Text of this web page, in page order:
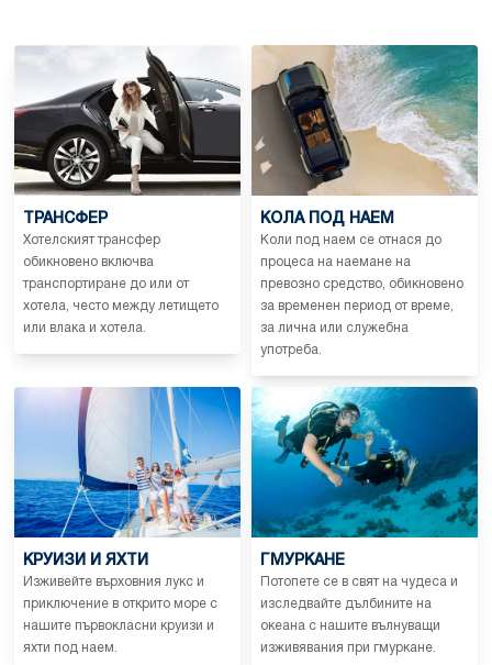
ТРАНСФЕР
Хотелският трансфер
обикновено включва
транспортиране до или от
хотела, често между летището
или влака и хотела.
КОЛА ПОД НАЕМ
Коли под наем се отнася до
процеса на наемане на
превозно средство, обикновено
за временен период от време,
за лична или служебна
употреба.
КРУИЗИ И ЯХТИ
Изживейте върховния лукс и
приключение в открито море с
нашите първокласни круизи и
яхти под наем.
ГМУРКАНЕ
Потопете се в свят на чудеса и
изследвайте дълбините на
океана с нашите вълнуващи
изживявания при гмуркане.